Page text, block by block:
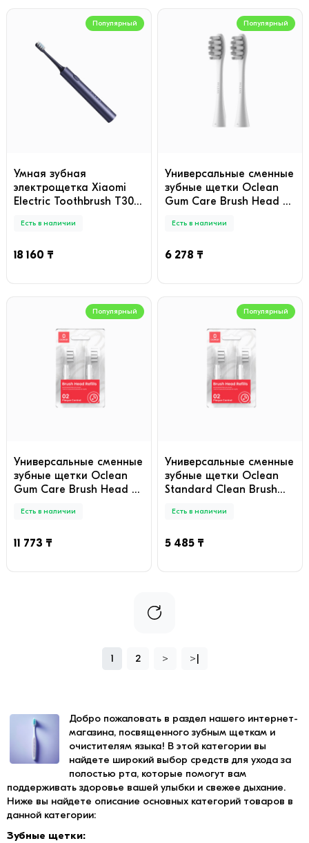
Популярный
Умная зубная
электрощетка Xiaomi
Electric Toothbrush T302
Есть в наличии
18 160 ₸
Популярный
Универсальные сменные
зубные щетки Oclean
Gum Care Brush Head 2-
Есть в наличии
6 278 ₸
Популярный
Универсальные сменные
зубные щетки Oclean
Gum Care Brush Head 6-
Есть в наличии
11 773 ₸
Популярный
Универсальные сменные
зубные щетки Oclean
Standard Clean Brush
Белый
Есть в наличии
5 485 ₸
1 2 > >|
Добро пожаловать в раздел нашего интернет-
магазина, посвященного зубным щеткам и
очистителям языка! В этой категории вы
найдете широкий выбор средств для ухода за
полостью рта, которые помогут вам
поддерживать здоровье вашей улыбки и свежее дыхание.
Ниже вы найдете описание основных категорий товаров в
данной категории:
Зубные щетки: